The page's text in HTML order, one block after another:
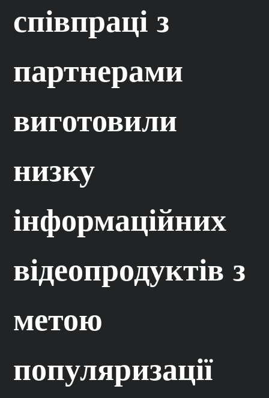
співпраці з
партнерами
виготовили
низку
інформаційних
відеопродуктів з
метою
популяризації